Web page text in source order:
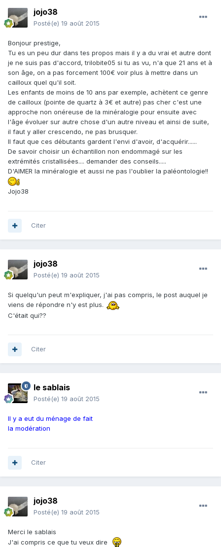
jojo38
Posté(e) 19 août 2015
Bonjour prestige,
Tu es un peu dur dans tes propos mais il y a du vrai et autre dont
je ne suis pas d'accord, trilobite05 si tu as vu, n'a que 21 ans et à
son âge, on a pas forcement 100€ voir plus à mettre dans un
cailloux quel qu'il soit.
Les enfants de moins de 10 ans par exemple, achètent ce genre
de cailloux (pointe de quartz à 3€ et autre) pas cher c'est une
approche non onéreuse de la minéralogie pour ensuite avec
l'âge évoluer sur autre chose d'un autre niveau et ainsi de suite,
il faut y aller crescendo, ne pas brusquer.
Il faut que ces débutants gardent l'envi d'avoir, d'acquérir......
De savoir choisir un échantillon non endommagé sur les
extrémités cristallisées.... demander des conseils.....
D'AIMER la minéralogie et aussi ne pas l'oublier la paléontologie!!
Jojo38
Citer
jojo38
Posté(e) 19 août 2015
Si quelqu'un peut m'expliquer, j'ai pas compris, le post auquel je
viens de répondre n'y est plus.
C'était qui??
Citer
le sablais
Posté(e) 19 août 2015
Il y a eut du ménage de fait
la modération
Citer
jojo38
Posté(e) 19 août 2015
Merci le sablais
J'ai compris ce que tu veux dire